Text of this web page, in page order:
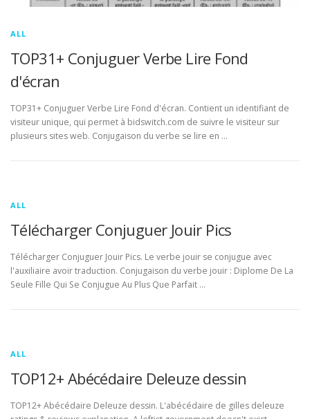
ALL
TOP31+ Conjuguer Verbe Lire Fond
d'écran
TOP31+ Conjuguer Verbe Lire Fond d'écran. Contient un identifiant de
visiteur unique, qui permet à bidswitch.com de suivre le visiteur sur
plusieurs sites web. Conjugaison du verbe se lire en …
ALL
Télécharger Conjuguer Jouir Pics
Télécharger Conjuguer Jouir Pics. Le verbe jouir se conjugue avec
l'auxiliaire avoir traduction. Conjugaison du verbe jouir : Diplome De La
Seule Fille Qui Se Conjugue Au Plus Que Parfait …
ALL
TOP12+ Abécédaire Deleuze dessin
TOP12+ Abécédaire Deleuze dessin. L'abécédaire de gilles deleuze